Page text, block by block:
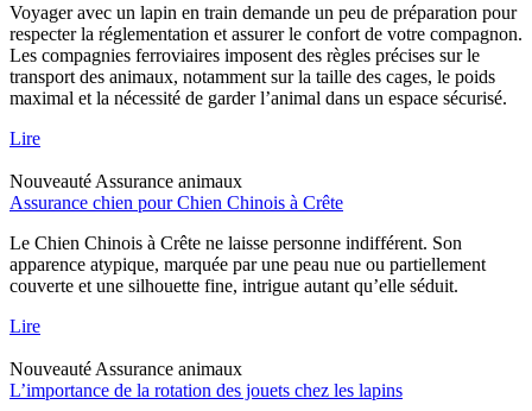
Voyager avec un lapin en train demande un peu de préparation pour
respecter la réglementation et assurer le confort de votre compagnon.
Les compagnies ferroviaires imposent des règles précises sur le
transport des animaux, notamment sur la taille des cages, le poids
maximal et la nécessité de garder l’animal dans un espace sécurisé.
Lire
Nouveauté Assurance animaux
Assurance chien pour Chien Chinois à Crête
Le Chien Chinois à Crête ne laisse personne indifférent. Son
apparence atypique, marquée par une peau nue ou partiellement
couverte et une silhouette fine, intrigue autant qu’elle séduit.
Lire
Nouveauté Assurance animaux
L’importance de la rotation des jouets chez les lapins